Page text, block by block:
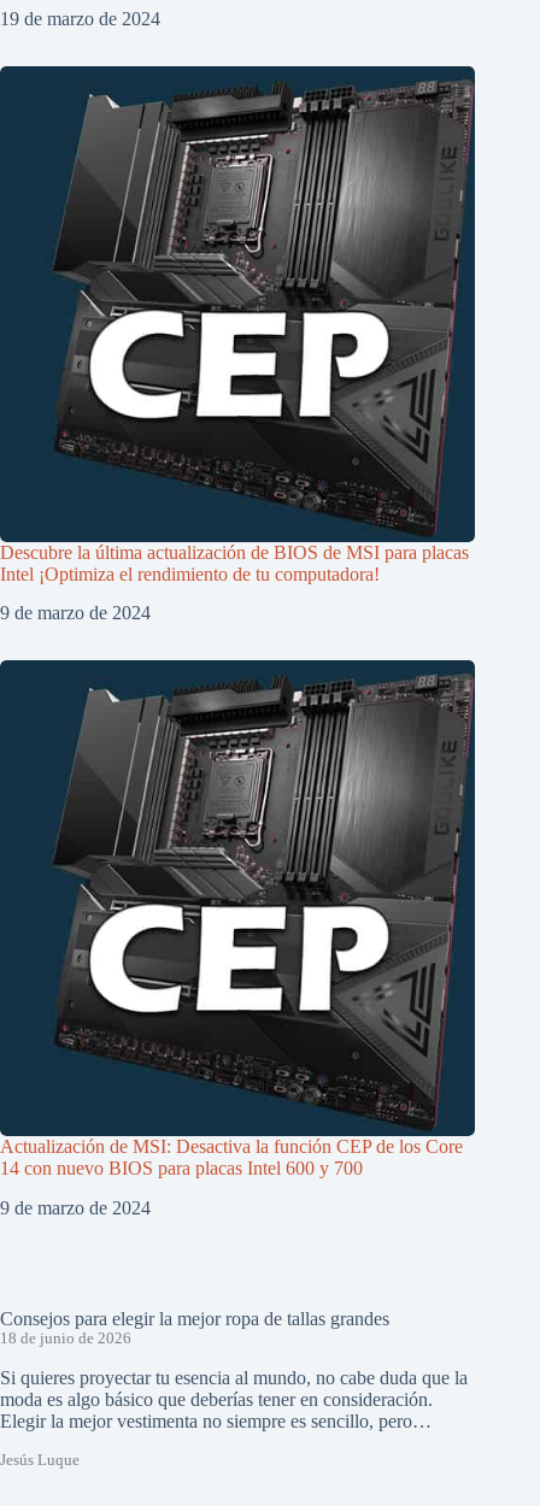
19 de marzo de 2024
Descubre la última actualización de BIOS de MSI para placas
Intel ¡Optimiza el rendimiento de tu computadora!
9 de marzo de 2024
Actualización de MSI: Desactiva la función CEP de los Core
14 con nuevo BIOS para placas Intel 600 y 700
9 de marzo de 2024
Consejos para elegir la mejor ropa de tallas grandes
18 de junio de 2026
Si quieres proyectar tu esencia al mundo, no cabe duda que la
moda es algo básico que deberías tener en consideración.
Elegir la mejor vestimenta no siempre es sencillo, pero…
Jesús Luque